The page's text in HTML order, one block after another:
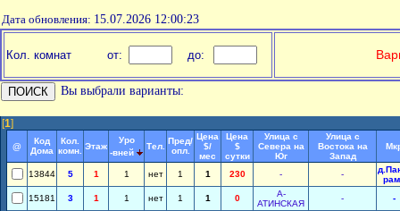
Дата обновления: 15.07.2026 12:00:23
Кол. комнат от: до:
Вы выбрали варианты:
[1]
@
Код
Дома
Кол.
комн. Этаж
Уро
-вней
Тел.
Пред/
опл.
Цена
$/
мес
Цена
$
сутки
Улица с
Севера на
Юг
Улица с
Востока на
Запад
13844 5 1 1 нет 1 1 230 - -
15181
3 1 1 нет 1 1 0
А-
АТИНСКАЯ
- -